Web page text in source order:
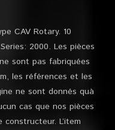
CAV Rotary. 10
2000. Les pièces
sont pas fabriquées
les références et les
ne sont donnés quà
cas que nos pièces
L’item